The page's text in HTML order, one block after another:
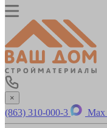
×
(863) 310-000-3 Max